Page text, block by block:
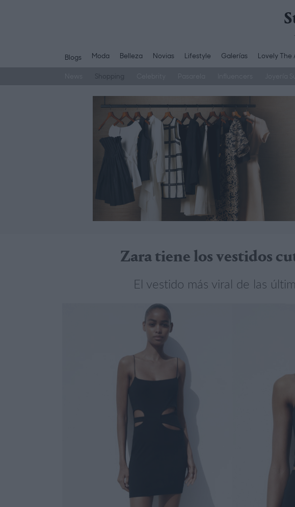
Blogs Moda Belleza Novias Lifestyle Galerías Lovely The
Shopping
Zara tiene los vestidos
El vestido más viral de las